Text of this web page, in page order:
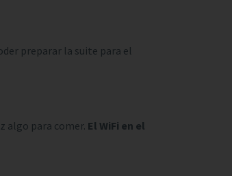
preparar la suite para el
algo para comer. El WiFi en el